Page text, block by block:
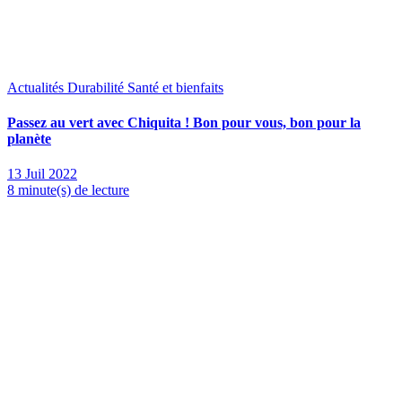
Actualités Durabilité Santé et bienfaits
Passez au vert avec Chiquita ! Bon pour vous, bon pour la
planète
13 Juil 2022
8 minute(s) de lecture